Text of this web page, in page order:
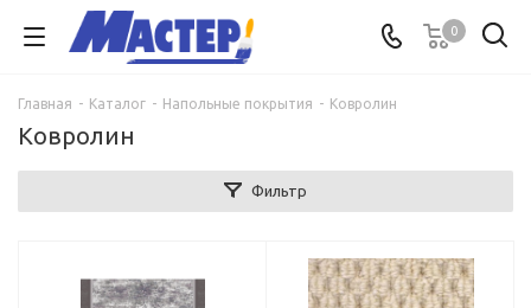
0
Главная - Каталог - Напольные покрытия - Ковролин
Ковролин
Фильтр